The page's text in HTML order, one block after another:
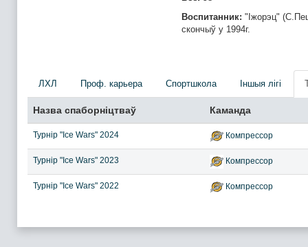
Воспитанник: "Іжорэц"
скончыў у 1994г.
ЛХЛ Проф. карьера Спортшкола Iншыя лігі
Назва спаборніцтваў Каманда
Турнір "Ice Wars" 2024 Компрессор
Турнір "Ice Wars" 2023 Компрессор
Турнір "Ice Wars" 2022 Компрессор